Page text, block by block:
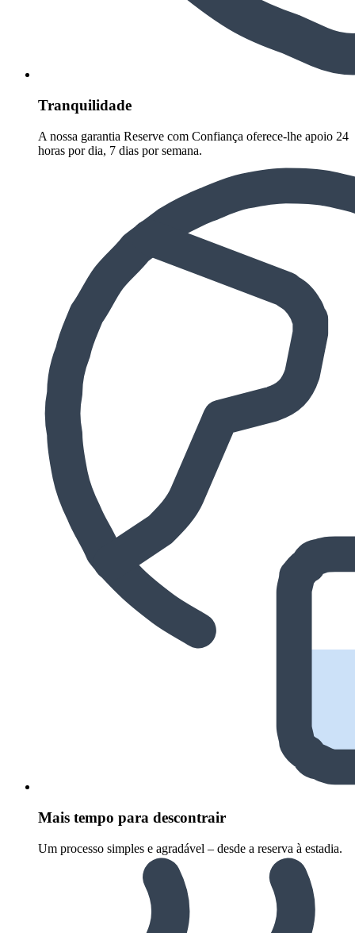
Tranquilidade
A nossa garantia Reserve com Confiança oferece-lhe apoio 24
horas por dia, 7 dias por semana.
Mais tempo para descontrair
Um processo simples e agradável – desde a reserva à estadia.